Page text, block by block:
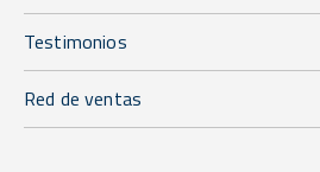
Testimonios
Red de ventas